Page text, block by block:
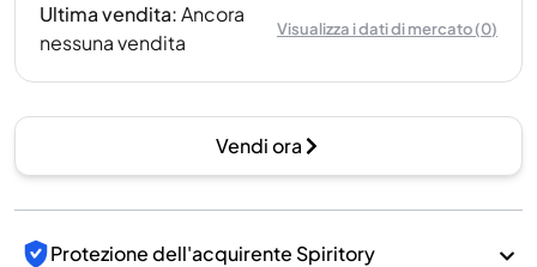
Ultima vendita:Ancora
nessuna vendita
Visualizza i dati di mercato(0)
Vendi ora
Protezione dell'acquirente Spiritory